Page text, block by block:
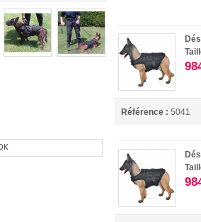
Référence : 5041